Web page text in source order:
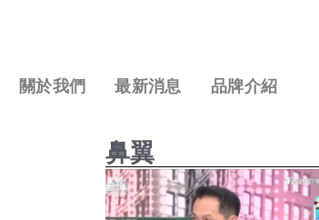
關於我們 最新消息 品牌介紹
鼻翼